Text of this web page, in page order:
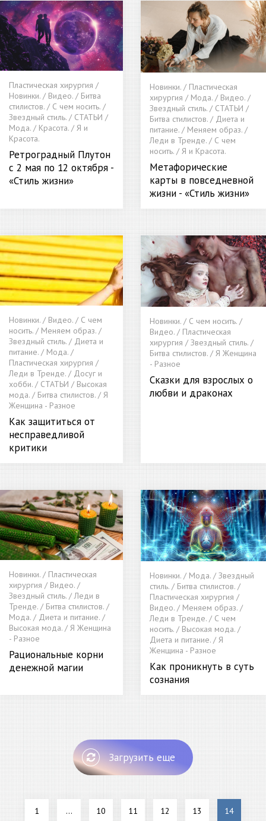
Пластическая хирургия /
Новинки. / Видео. / Битва
стилистов. / С чем носить. /
Звездный стиль. / СТАТЬИ /
Мода. / Красота. / Я и
Красота.
Ретроградный Плутон
с 2 мая по 12 октября -
«Стиль жизни»
Новинки. / Пластическая
хирургия / Мода. / Видео. /
Звездный стиль. / СТАТЬИ /
Битва стилистов. / Диета и
питание. / Меняем образ. /
Леди в Тренде. / С чем
носить. / Я и Красота.
Метафорические
карты в повседневной
жизни - «Стиль жизни»
Новинки. / Видео. / С чем
носить. / Меняем образ. /
Звездный стиль. / Диета и
питание. / Мода. /
Пластическая хирургия /
Леди в Тренде. / Досуг и
хобби. / СТАТЬИ / Высокая
мода. / Битва стилистов. / Я
Женщина - Разное
Как защититься от
несправедливой
критики
Новинки. / С чем носить. /
Видео. / Пластическая
хирургия / Звездный стиль. /
Битва стилистов. / Я Женщина
- Разное
Сказки для взрослых о
любви и драконах
Новинки. / Пластическая
хирургия / Видео. /
Звездный стиль. / Леди в
Тренде. / Битва стилистов. /
Мода. / Диета и питание. /
Высокая мода. / Я Женщина
- Разное
Рациональные корни
денежной магии
Новинки. / Мода. / Звездный
стиль. / Битва стилистов. /
Пластическая хирургия /
Видео. / Меняем образ. /
Леди в Тренде. / С чем
носить. / Высокая мода. /
Диета и питание. / Я
Женщина - Разное
Как проникнуть в суть
сознания
Загрузить еще
1 ... 10 11 12 13 14